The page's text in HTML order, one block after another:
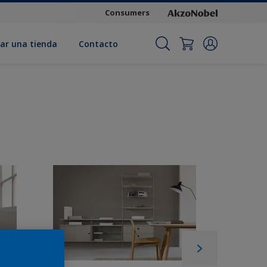
Consumers
una tienda Contacto